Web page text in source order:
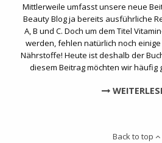
Mittlerweile umfasst unsere neue
Beauty Blog ja bereits ausführliche
A, B und C. Doch um dem Titel
werden, fehlen natürlich noch
Nährstoffe! Heute ist deshalb der
diesem Beitrag möchten wir häufig
Back to top